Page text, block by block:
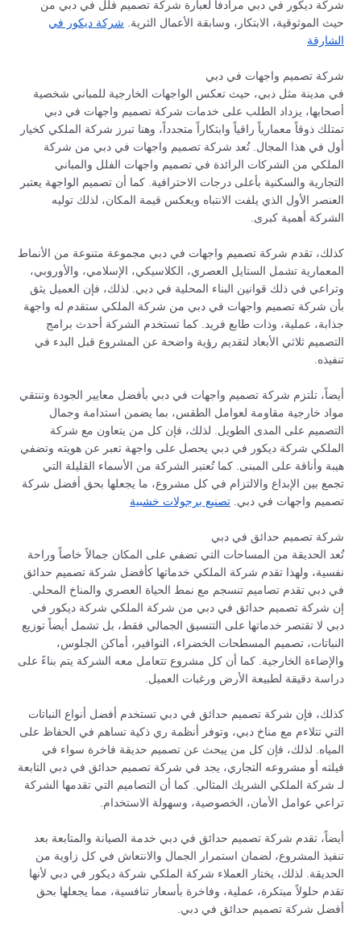
شركة ديكور في دبي مرادفاً لعبارة شركة تصميم فلل في دبي من
حيث الموثوقية، الابتكار، وسابقة الأعمال الثرية. شركة ديكور في
الشارقة
شركة تصميم واجهات في دبي
في مدينة مثل دبي، حيث تعكس الواجهات الخارجية للمباني شخصية
أصحابها، يزداد الطلب على خدمات شركة تصميم واجهات في دبي
تمتلك ذوقاً معمارياً راقياً وابتكاراً متجدداً، وهنا تبرز شركة الملكي كخيار
أول في هذا المجال. تُعد شركة تصميم واجهات في دبي من شركة
الملكي من الشركات الرائدة في تصميم واجهات الفلل والمباني
التجارية والسكنية بأعلى درجات الاحترافية. كما أن تصميم الواجهة يعتبر
العنصر الأول الذي يلفت الانتباه ويعكس قيمة المكان، لذلك توليه
الشركة أهمية كبرى.
كذلك، تقدم شركة تصميم واجهات في دبي مجموعة متنوعة من الأنماط
المعمارية تشمل الستايل العصري، الكلاسيكي، الإسلامي، والأوروبي،
وتراعي في ذلك قوانين البناء المحلية في دبي. لذلك، فإن العميل يثق
بأن شركة تصميم واجهات في دبي من شركة الملكي ستقدم له واجهة
جذابة، عملية، وذات طابع فريد. كما تستخدم الشركة أحدث برامج
التصميم ثلاثي الأبعاد لتقديم رؤية واضحة عن المشروع قبل البدء في
تنفيذه.
أيضاً، تلتزم شركة تصميم واجهات في دبي بأفضل معايير الجودة وتنتقي
مواد خارجية مقاومة لعوامل الطقس، بما يضمن استدامة وجمال
التصميم على المدى الطويل. لذلك، فإن كل من يتعاون مع شركة
الملكي شركة ديكور في دبي يحصل على واجهة تعبر عن هويته وتضفي
هيبة وأناقة على المبنى. كما تُعتبر الشركة من الأسماء القليلة التي
تجمع بين الإبداع والالتزام في كل مشروع، ما يجعلها بحق أفضل شركة
تصميم واجهات في دبي.تصنيع برجولات خشبية
شركة تصميم حدائق في دبي
تُعد الحديقة من المساحات التي تضفي على المكان جمالاً خاصاً وراحة
نفسية، ولهذا تقدم شركة الملكي خدماتها كأفضل شركة تصميم حدائق
في دبي تقدم تصاميم تنسجم مع نمط الحياة العصري والمناخ المحلي.
إن شركة تصميم حدائق في دبي من شركة الملكي شركة ديكور في
دبي لا تقتصر خدماتها على التنسيق الجمالي فقط، بل تشمل أيضاً توزيع
النباتات، تصميم المسطحات الخضراء، النوافير، أماكن الجلوس،
والإضاءة الخارجية. كما أن كل مشروع تتعامل معه الشركة يتم بناءً على
دراسة دقيقة لطبيعة الأرض ورغبات العميل.
كذلك، فإن شركة تصميم حدائق في دبي تستخدم أفضل أنواع النباتات
التي تتلاءم مع مناخ دبي، وتوفر أنظمة ري ذكية تساهم في الحفاظ على
المياه. لذلك، فإن كل من يبحث عن تصميم حديقة فاخرة سواء في
فيلته أو مشروعه التجاري، يجد في شركة تصميم حدائق في دبي التابعة
لـ شركة الملكي الشريك المثالي. كما أن التصاميم التي تقدمها الشركة
تراعي عوامل الأمان، الخصوصية، وسهولة الاستخدام.
أيضاً، تقدم شركة تصميم حدائق في دبي خدمة الصيانة والمتابعة بعد
تنفيذ المشروع، لضمان استمرار الجمال والانتعاش في كل زاوية من
الحديقة. لذلك، يختار العملاء شركة الملكي شركة ديكور في دبي لأنها
تقدم حلولاً مبتكرة، عملية، وفاخرة بأسعار تنافسية، مما يجعلها بحق
أفضل شركة تصميم حدائق في دبي.